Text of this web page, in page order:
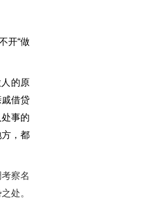
开“做
的原
借贷
事的
，都
察名
处。